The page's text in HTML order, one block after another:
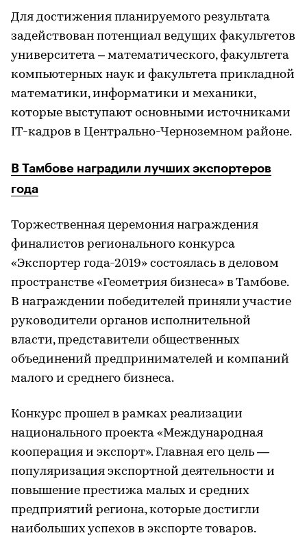
Для достижения планируемого результата
задействован потенциал ведущих факультетов
университета – математического, факультета
компьютерных наук и факультета прикладной
математики, информатики и механики,
которые выступают основными источниками
IT-кадров в Центрально-Черноземном районе.
В Тамбове наградили лучших экспортеров
года
Торжественная церемония награждения
финалистов регионального конкурса
«Экспортер года-2019» состоялась в деловом
пространстве «Геометрия бизнеса» в Тамбове.
В награждении победителей приняли участие
руководители органов исполнительной
власти, представители общественных
объединений предпринимателей и компаний
малого и среднего бизнеса.
Конкурс прошел в рамках реализации
национального проекта «Международная
кооперация и экспорт». Главная его цель —
популяризация экспортной деятельности и
повышение престижа малых и средних
предприятий региона, которые достигли
наибольших успехов в экспорте товаров.